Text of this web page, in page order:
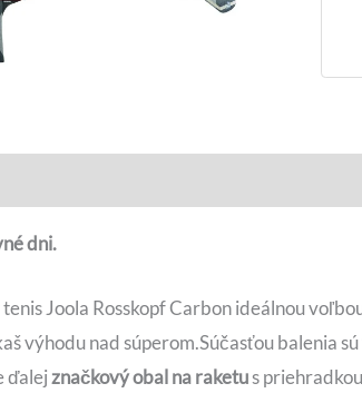
dni.
tenis Joola Rosskopf Carbon ideálnou
výhodu nad súperom.Súčasťou balenia sú
ďalejznačkový obal na raketus